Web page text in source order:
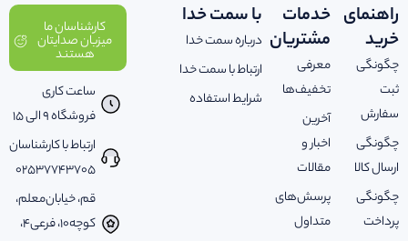
راهنمای
خرید
چگونگی
ثبت
سفارش
چگونگی
ارسال کالا
چگونگی
پرداخت
خدمات
مشتریان
معرفی
تخفیف‌ها
آخرین
اخبار و
مقالات
پرسش‌های
متداول
با سمت خدا
درباره سمت خدا
ارتباط با سمت خدا
شرایط استفاده
کارشناسان ما
میزبان صدایتان
هستند
ساعت کاری
فروشگاه 9 الی 15
ارتباط با کارشناسان
02537743705
قم، خیابان‌معلم،
کوچه‌10، فرعی‌4،